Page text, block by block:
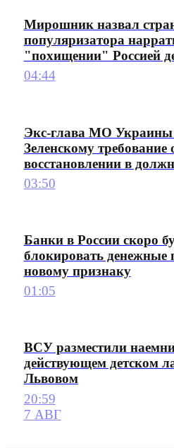
Мирошник назвал
популяризатора
"похищении" Россией
04:44
Экс-глава МО
Зеленскому требование
восстановлении в
03:50
Банки в России скоро
блокировать денежные
новому признаку
01:05
ВСУ разместили
действующем детском
Львовом
20:59
7 АВГ